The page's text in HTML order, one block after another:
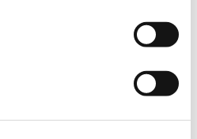
em acácia-das-espigas: